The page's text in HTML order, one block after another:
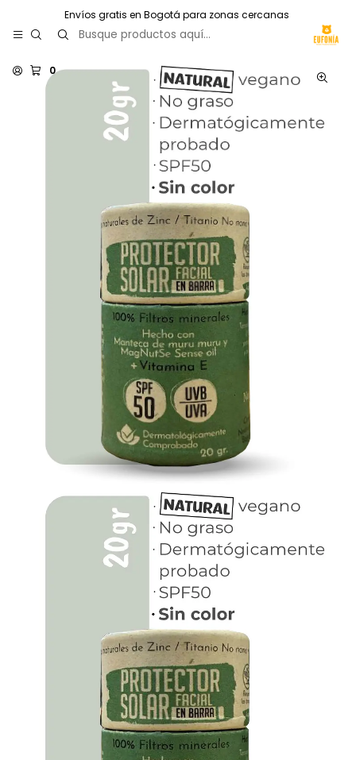
0
Envíos gratis en Bogotá para zonas cercanas